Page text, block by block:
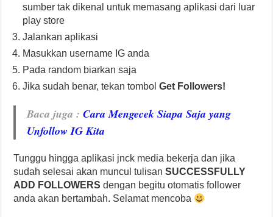
sumber tak dikenal untuk memasang aplikasi dari luar
play store
Jalankan aplikasi
Masukkan username IG anda
Pada random biarkan saja
Jika sudah benar, tekan tombolGet Followers!
Baca juga :Cara Mengecek Siapa Saja yang
Unfollow IG Kita
Tunggu hingga aplikasi jnck media bekerja dan jika
sudah selesai akan muncul tulisanSUCCESSFULLY
ADD FOLLOWERS dengan begitu otomatis follower
anda akan bertambah. Selamat mencoba